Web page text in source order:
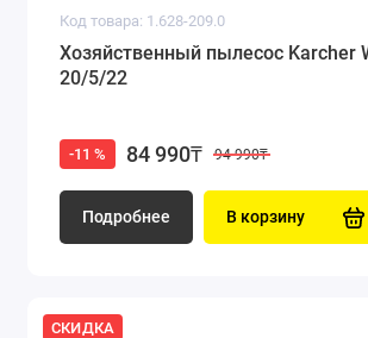
Код товара: 1.628-209.0
Хозяйственный пылесос Karcher
20/5/22
-11 % 84 990₸ 94 990₸
Подробнее В корзину
СКИДКА